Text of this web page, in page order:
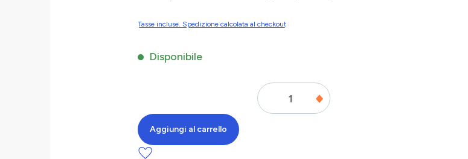
Tasse incluse. Spedizione calcolata al checkout
Disponibile
Aggiungi al carrello